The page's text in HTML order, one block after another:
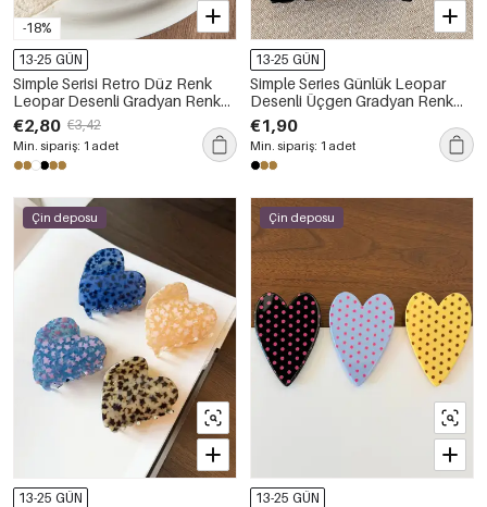
-18%
13-25 GÜN
Simple Serisi Retro Düz Renk
Leopar Desenli Gradyan Renk
Asetat Saç Tokaları
€2,80 €3,42
Min. sipariş: 1 adet
13-25 GÜN
Simple Series Günlük Leopar
Desenli Üçgen Gradyan Renk
Asetat Saç Tokaları
€1,90
Min. sipariş: 1 adet
Çin deposu
13-25 GÜN
Çin deposu
13-25 GÜN